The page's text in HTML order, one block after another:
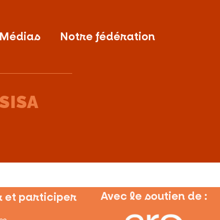
Notre fédération
et participer Avec le soutien de :